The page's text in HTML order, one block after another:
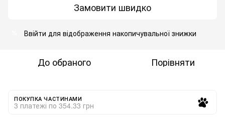
Замовити швидко
Ввійти для відображення накопичувальної знижки
До обраного Порівняти
ПОКУПКА ЧАСТИНАМИ
3 платежі по 354.33 грн